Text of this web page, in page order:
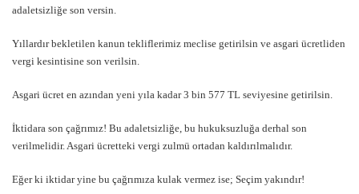
adaletsizliğe son versin.
Yıllardır bekletilen kanun tekliflerimiz meclise getirilsin ve asgari ücretliden
vergi kesintisine son verilsin.
Asgari ücret en azından yeni yıla kadar 3 bin 577 TL seviyesine getirilsin.
İktidara son çağrımız! Bu adaletsizliğe, bu hukuksuzluğa derhal son
verilmelidir. Asgari ücretteki vergi zulmü ortadan kaldırılmalıdır.
Eğer ki iktidar yine bu çağrımıza kulak vermez ise; Seçim yakındır!